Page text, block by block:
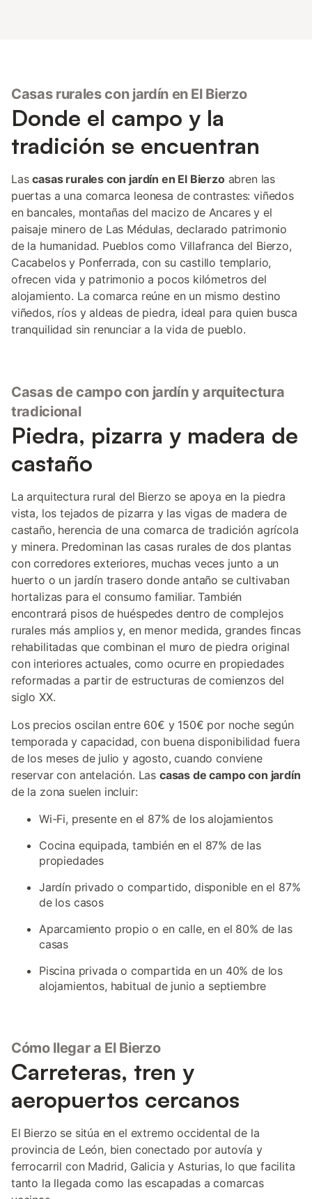
Casas rurales con jardín en El Bierzo
Donde el campo y la
tradición se encuentran
Lascasas rurales con jardín en El Bierzoabren las
puertas a una comarca leonesa de contrastes: viñedos
en bancales, montañas del macizo de Ancares y el
paisaje minero de Las Médulas, declarado patrimonio
de la humanidad. Pueblos como Villafranca del Bierzo,
Cacabelos y Ponferrada, con su castillo templario,
ofrecen vida y patrimonio a pocos kilómetros del
alojamiento. La comarca reúne en un mismo destino
viñedos, ríos y aldeas de piedra, ideal para quien busca
tranquilidad sin renunciar a la vida de pueblo.
Casas de campo con jardín y arquitectura
tradicional
Piedra, pizarra y madera de
castaño
La arquitectura rural del Bierzo se apoya en la piedra
vista, los tejados de pizarra y las vigas de madera de
castaño, herencia de una comarca de tradición agrícola
y minera. Predominan las casas rurales de dos plantas
con corredores exteriores, muchas veces junto a un
huerto o un jardín trasero donde antaño se cultivaban
hortalizas para el consumo familiar. También
encontrará pisos de huéspedes dentro de complejos
rurales más amplios y, en menor medida, grandes fincas
rehabilitadas que combinan el muro de piedra original
con interiores actuales, como ocurre en propiedades
reformadas a partir de estructuras de comienzos del
siglo XX.
Los precios oscilan entre 60€ y 150€ por noche según
temporada y capacidad, con buena disponibilidad fuera
de los meses de julio y agosto, cuando conviene
reservar con antelación. Las casas de campo con jardín
de la zona suelen incluir:
Wi-Fi, presente en el 87% de los alojamientos
Cocina equipada, también en el 87% de las
propiedades
Jardín privado o compartido, disponible en el 87%
de los casos
Aparcamiento propio o en calle, en el 80% de las
casas
Piscina privada o compartida en un 40% de los
alojamientos, habitual de junio a septiembre
Cómo llegar a El Bierzo
Carreteras, tren y
aeropuertos cercanos
El Bierzo se sitúa en el extremo occidental de la
provincia de León, bien conectado por autovía y
ferrocarril con Madrid, Galicia y Asturias, lo que facilita
tanto la llegada como las escapadas a comarcas